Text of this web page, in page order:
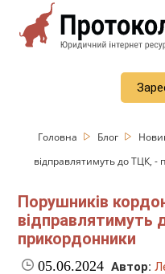
Головна Блог
відправлятимуть до ТЦК, -
Порушників
відправлятимуть
прикордонники
05.06.2024 Автор: